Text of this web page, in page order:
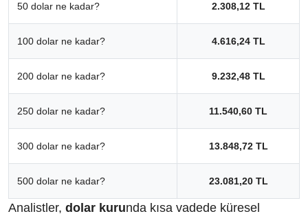
50 dolar ne kadar? 2.308,12 TL
100 dolar ne kadar? 4.616,24 TL
200 dolar ne kadar? 9.232,48 TL
250 dolar ne kadar? 11.540,60 TL
300 dolar ne kadar? 13.848,72 TL
500 dolar ne kadar? 23.081,20 TL
Analistler, dolar kurunda kısa vadede küresel